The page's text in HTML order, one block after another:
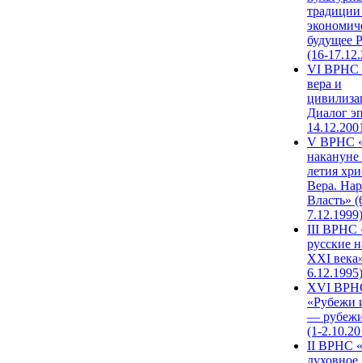
будущее
(16-
VI ВРНС
вера и
Диалог
V ВРНС
накануне
летия
Вера.
Власть»
7.12.1999)
III ВРНС
русские
XXI
6.12.1995)
XVI
«Рубежи
—
(1-
II ВРНС
духовное